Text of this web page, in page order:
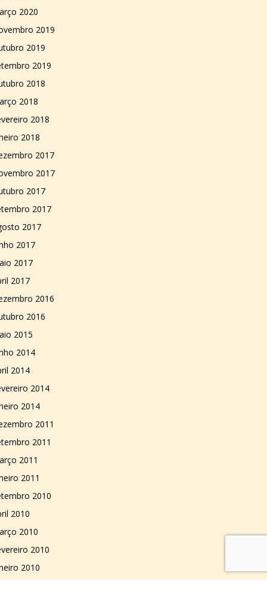
2020
2019
2019
2019
2018
2018
2018
2018
2017
2017
2017
2017
2017
2017
2017
2017
2016
2016
2015
2014
2014
2014
2014
2011
2011
2011
2011
2010
2010
2010
2010
2010